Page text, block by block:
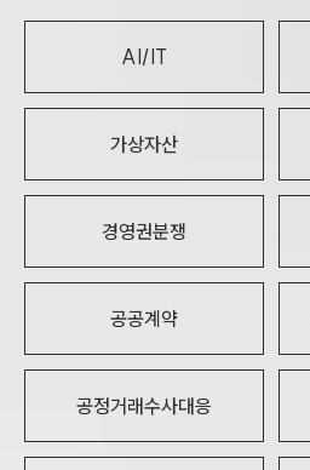
AI/IT
가상자산
경영권분쟁
공공계약
공정거래수사대응